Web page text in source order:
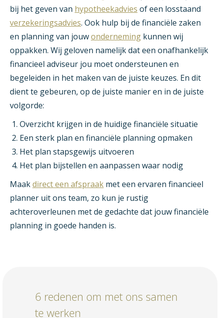
bij het geven van hypotheekadvies of een losstaand
verzekeringsadvies. Ook hulp bij de financiële zaken
en planning van jouwonderneming kunnen wij
oppakken. Wij geloven namelijk dat een onafhankelijk
financieel adviseur jou moet ondersteunen en
begeleiden in het maken van de juiste keuzes. En dit
dient te gebeuren, op de juiste manier en in de juiste
volgorde:
Overzicht krijgen in de huidige financiële situatie
Een sterk plan en financiële planning opmaken
Het plan stapsgewijs uitvoeren
Het plan bijstellen en aanpassen waar nodig
Maakdirect een afspraak met een ervaren financieel
planner uit ons team, zo kun je rustig
achteroverleunen met de gedachte dat jouw financiële
planning in goede handen is.
6 redenen om met ons samen
te werken